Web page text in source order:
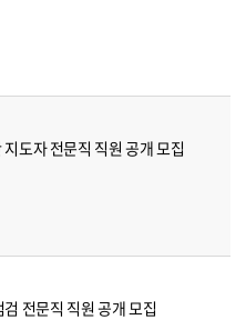
도자 전문직 직원 공개 모집
전문직 직원 공개 모집